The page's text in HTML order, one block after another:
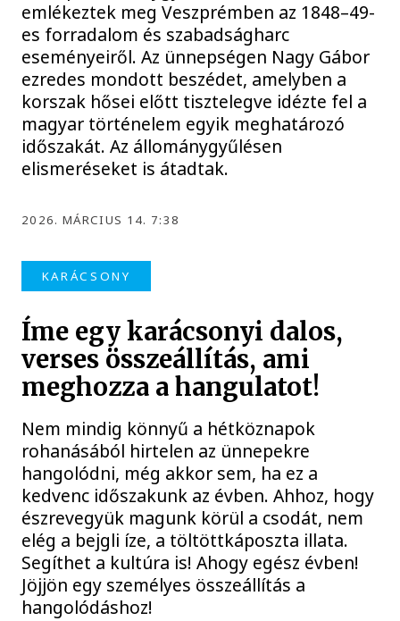
emlékeztek meg Veszprémben az 1848–49-
es forradalom és szabadságharc
eseményeiről. Az ünnepségen Nagy Gábor
ezredes mondott beszédet, amelyben a
korszak hősei előtt tisztelegve idézte fel a
magyar történelem egyik meghatározó
időszakát. Az állománygyűlésen
elismeréseket is átadtak.
2026. MÁRCIUS 14. 7:38
KARÁCSONY
Íme egy karácsonyi dalos,
verses összeállítás, ami
meghozza a hangulatot!
Nem mindig könnyű a hétköznapok
rohanásából hirtelen az ünnepekre
hangolódni, még akkor sem, ha ez a
kedvenc időszakunk az évben. Ahhoz, hogy
észrevegyük magunk körül a csodát, nem
elég a bejgli íze, a töltöttkáposzta illata.
Segíthet a kultúra is! Ahogy egész évben!
Jöjjön egy személyes összeállítás a
hangolódáshoz!